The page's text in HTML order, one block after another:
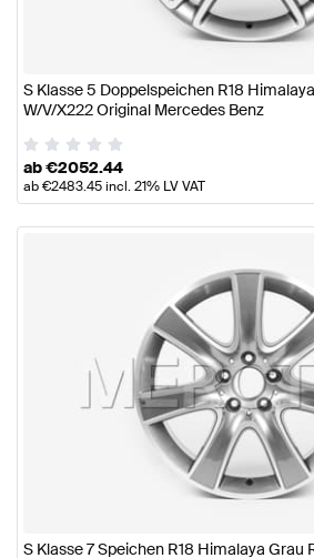
S Klasse 5 Doppelspeichen R18
W/V/X222 Original Mercedes Benz
ab€2052.44
ab€2483.45incl. 21% LV VAT
S Klasse 7 Speichen R18 Himalaya Grau